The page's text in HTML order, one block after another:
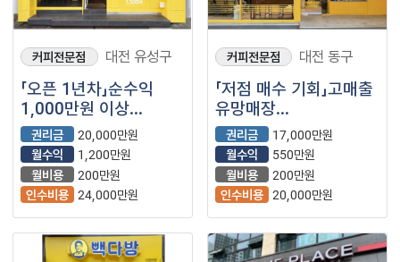
커피전문점 대전 유성구
「오픈 1년차」순수익
1,000만원 이상
【메가커피】
권리금
20,000만원
월수익
1,200만원
월비용
200만원
인수비용 24,000만원
커피전문점 대전 동구
「저점 매수 기회」고매출
유망매장
【컴포즈커피】
권리금
17,000만원
월수익
550만원
월비용
200만원
인수비용 20,000만원